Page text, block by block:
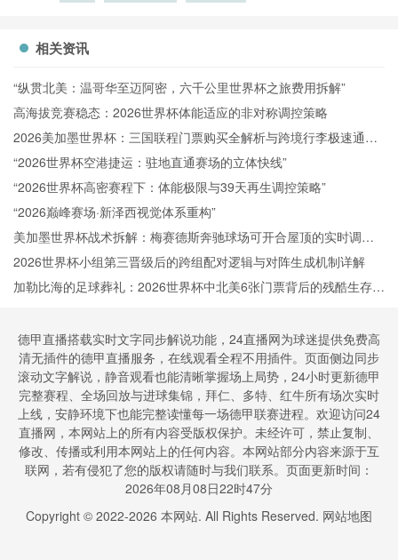
相关资讯
“纵贯北美：温哥华至迈阿密，六千公里世界杯之旅费用拆解”
高海拔竞赛稳态：2026世界杯体能适应的非对称调控策略
2026美加墨世界杯：三国联程门票购买全解析与跨境行李极速通关
实操手册
“2026世界杯空港捷运：驻地直通赛场的立体快线”
“2026世界杯高密赛程下：体能极限与39天再生调控策略”
“2026巅峰赛场·新泽西视觉体系重构”
美加墨世界杯战术拆解：梅赛德斯奔驰球场可开合屋顶的实时调度
推演
2026世界杯小组第三晋级后的跨组配对逻辑与对阵生成机制详解
加勒比海的足球葬礼：2026世界杯中北美6张门票背后的残酷生存法
德甲直播搭载实时文字同步解说功能，24直播网为球迷提供免费高
清无插件的德甲直播服务，在线观看全程不用插件。页面侧边同步
滚动文字解说，静音观看也能清晰掌握场上局势，24小时更新德甲
完整赛程、全场回放与进球集锦，拜仁、多特、红牛所有场次实时
上线，安静环境下也能完整读懂每一场德甲联赛进程。欢迎访问24
直播网，本网站上的所有内容受版权保护。未经许可，禁止复制、
修改、传播或利用本网站上的任何内容。本网站部分内容来源于互
联网，若有侵犯了您的版权请随时与我们联系。页面更新时间：
2026年08月08日22时47分
Copyright © 2022-2026 本网站. All Rights Reserved. 网站地图